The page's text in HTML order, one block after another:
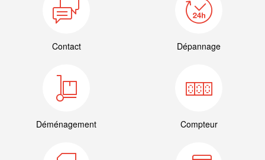
Contact Dépannage
Déménagement Compteur